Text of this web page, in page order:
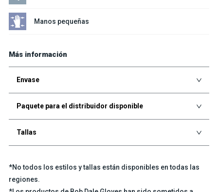
Manos pequeñas
Más información
Envase
Paquete para el distribuidor disponible
Tallas
*No todos los estilos y tallas están disponibles en todas las
regiones.